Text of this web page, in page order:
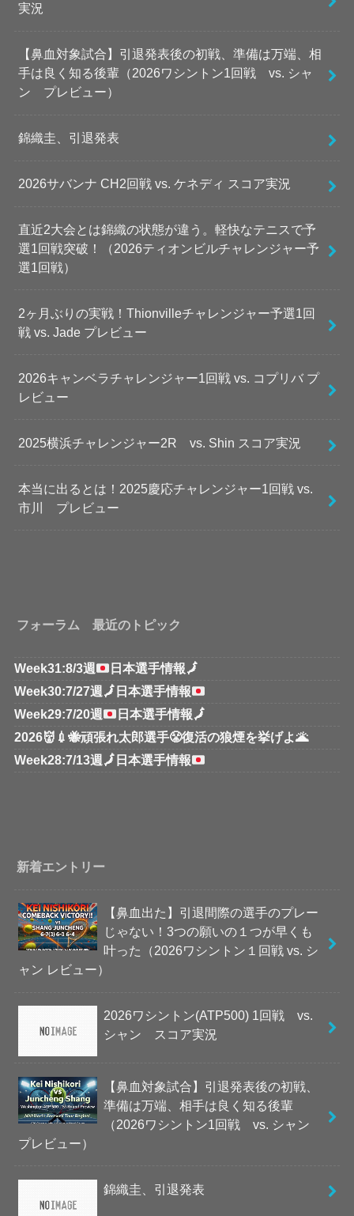
実況
【鼻血対象試合】引退発表後の初戦、準備は万端、相
手は良く知る後輩（2026ワシントン1回戦 vs. シャ
ン プレビュー）
錦織圭、引退発表
2026サバンナ CH2回戦 vs. ケネディ スコア実況
直近2大会とは錦織の状態が違う。軽快なテニスで予
選1回戦突破！（2026ティオンビルチャレンジャー予
選1回戦）
2ヶ月ぶりの実戦！Thionvilleチャレンジャー予選1回
戦 vs. Jade プレビュー
2026キャンベラチャレンジャー1回戦 vs. コプリバ プ
レビュー
2025横浜チャレンジャー2R vs. Shin スコア実況
本当に出るとは！2025慶応チャレンジャー1回戦 vs.
市川 プレビュー
フォーラム 最近のトピック
Week31:8/3週 日本選手情報🗾
Week30:7/27週 🗾 日本選手情報
Week29:7/20週
日本選手情報🗾
2026👹💉🐝頑張れ太郎選手😤復活の狼煙を挙げよ🌋
Week28:7/13週 🗾 日本選手情報
新着エントリー
【鼻血出た】引退間際の選手のプレー
じゃない！3つの願いの１つが早くも
叶った（2026ワシントン１回戦 vs. シ
ャン レビュー）
2026ワシントン(ATP500) 1回戦 vs.
シャン スコア実況
【鼻血対象試合】引退発表後の初戦、
準備は万端、相手は良く知る後輩
（2026ワシントン1回戦 vs. シャン
プレビュー）
錦織圭、引退発表